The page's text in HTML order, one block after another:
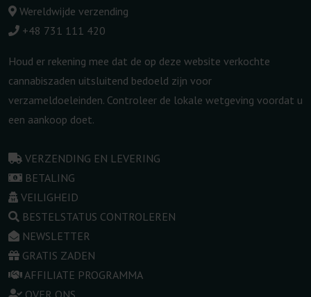
Wereldwijde verzending
+48 731 111 420
Houd er rekening mee dat de op deze website verkochte
cannabiszaden uitsluitend bedoeld zijn voor
verzameldoeleinden. Controleer de lokale wetgeving voordat u
een aankoop doet.
VERZENDING EN LEVERING
BETALING
VEILIGHEID
BESTELSTATUS CONTROLEREN
NEWSLETTER
GRATIS ZADEN
AFFILIATE PROGRAMMA